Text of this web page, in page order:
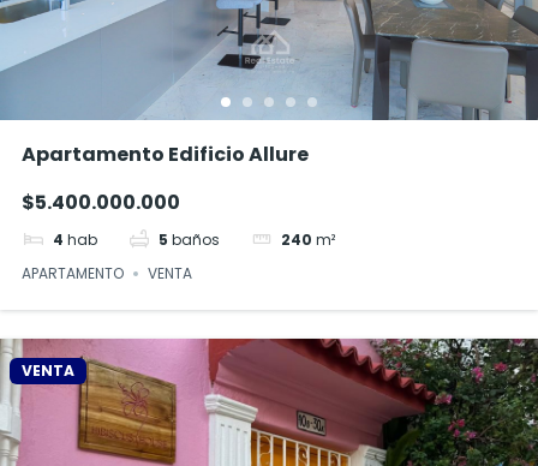
Apartamento Edificio Allure
$5.400.000.000
4 hab 5 baños 240 m²
APARTAMENTO
VENTA
VENTA